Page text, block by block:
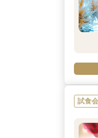
試食会